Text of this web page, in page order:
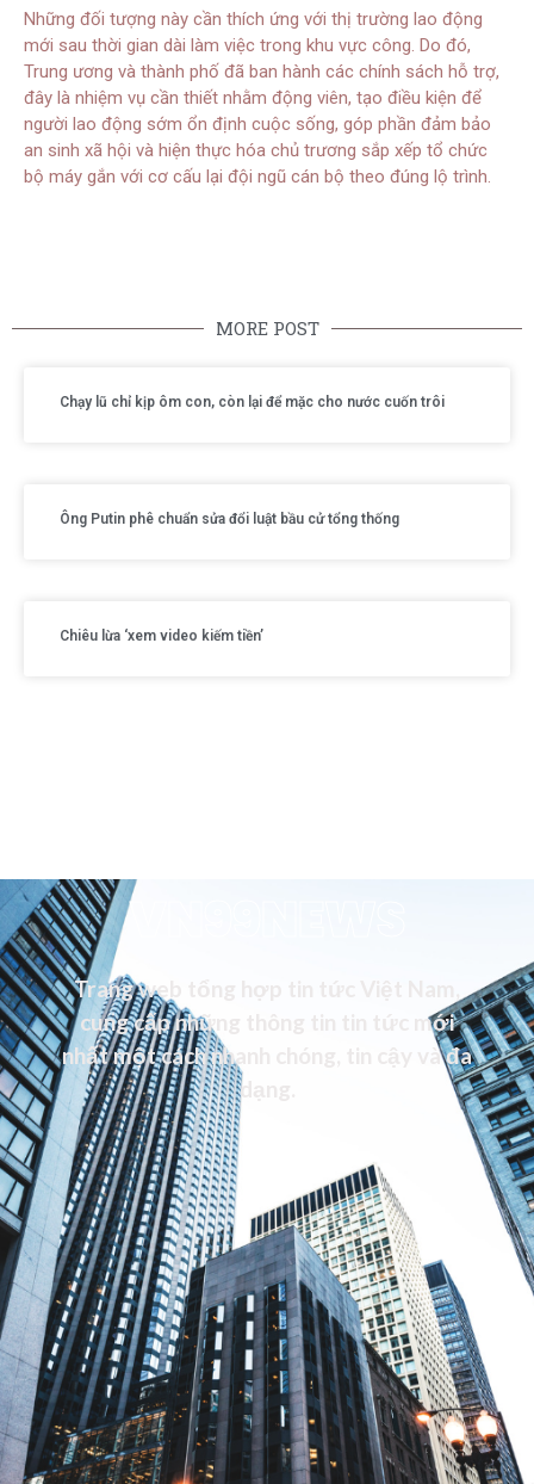
Những đối tượng này cần thích ứng với thị trường lao động
mới sau thời gian dài làm việc trong khu vực công. Do đó,
Trung ương và thành phố đã ban hành các chính sách hỗ trợ,
đây là nhiệm vụ cần thiết nhằm động viên, tạo điều kiện để
người lao động sớm ổn định cuộc sống, góp phần đảm bảo
an sinh xã hội và hiện thực hóa chủ trương sắp xếp tổ chức
bộ máy gắn với cơ cấu lại đội ngũ cán bộ theo đúng lộ trình.
MORE POST
Chạy lũ chỉ kịp ôm con, còn lại để mặc cho nước cuốn trôi
Ông Putin phê chuẩn sửa đổi luật bầu cử tổng thống
Chiêu lừa ‘xem video kiếm tiền’
VN99NEWS
Trang web tổng hợp tin tức Việt Nam,
cung cấp những thông tin tin tức mới
nhất một cách nhanh chóng, tin cậy và đa
dạng.